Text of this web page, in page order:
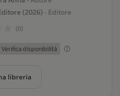
(2026)- Editore
(0)
Verifica disponibilità
libreria